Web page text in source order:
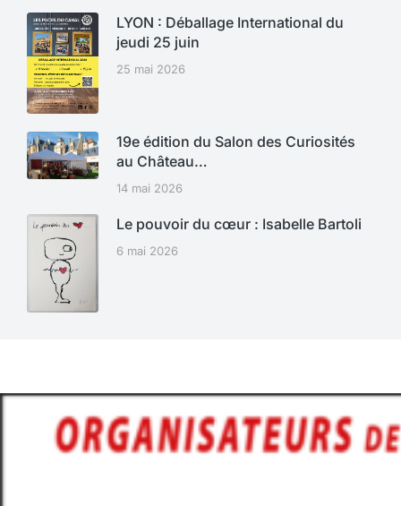
LYON : Déballage International du
jeudi 25 juin
25 mai 2026
19e édition du Salon des Curiosités
au Château…
14 mai 2026
Le pouvoir du cœur : Isabelle Bartoli
6 mai 2026